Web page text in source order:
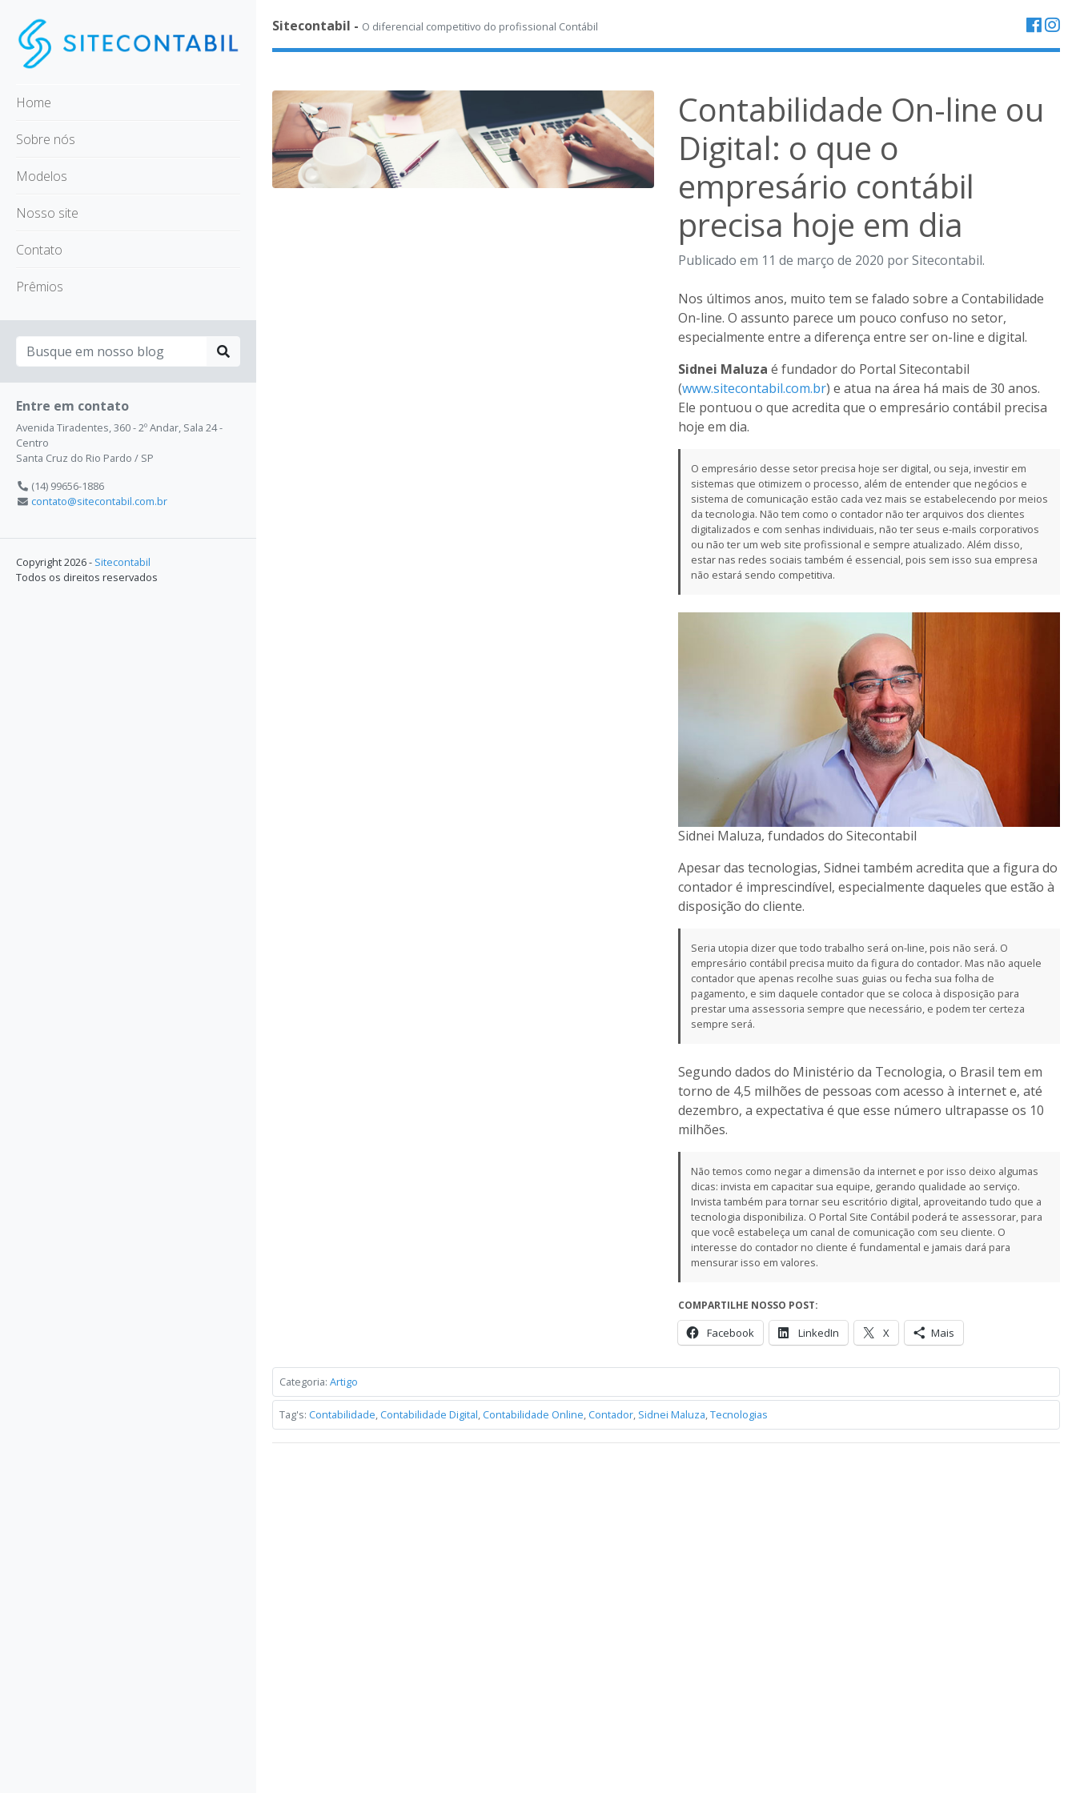
Home
Sobre nós
Modelos
Nosso site
Contato
Prêmios
Entre em contato
Avenida Tiradentes, 360 - 2º Andar, Sala 24 -
Centro
Santa Cruz do Rio Pardo / SP
(14) 99656-1886
contato@sitecontabil.com.br
Copyright 2026 - Sitecontabil
Todos os direitos reservados
Sitecontabil - O diferencial competitivo do profissional Contábil
Contabilidade On-line ou
Digital: o que o
empresário contábil
precisa hoje em dia
Publicado em 11 de março de 2020 por Sitecontabil.
Nos últimos anos, muito tem se falado sobre a Contabilidade
On-line. O assunto parece um pouco confuso no setor,
especialmente entre a diferença entre ser on-line e digital.
Sidnei Maluza é fundador do Portal Sitecontabil
(www.sitecontabil.com.br) e atua na área há mais de 30 anos.
Ele pontuou o que acredita que o empresário contábil precisa
hoje em dia.
O empresário desse setor precisa hoje ser digital, ou seja, investir em
sistemas que otimizem o processo, além de entender que negócios e
sistema de comunicação estão cada vez mais se estabelecendo por meios
da tecnologia. Não tem como o contador não ter arquivos dos clientes
digitalizados e com senhas individuais, não ter seus e-mails corporativos
ou não ter um web site profissional e sempre atualizado. Além disso,
estar nas redes sociais também é essencial, pois sem isso sua empresa
não estará sendo competitiva.
Sidnei Maluza, fundados do Sitecontabil
Apesar das tecnologias, Sidnei também acredita que a figura do
contador é imprescindível, especialmente daqueles que estão à
disposição do cliente.
Seria utopia dizer que todo trabalho será on-line, pois não será. O
empresário contábil precisa muito da figura do contador. Mas não aquele
contador que apenas recolhe suas guias ou fecha sua folha de
pagamento, e sim daquele contador que se coloca à disposição para
prestar uma assessoria sempre que necessário, e podem ter certeza
sempre será.
Segundo dados do Ministério da Tecnologia, o Brasil tem em
torno de 4,5 milhões de pessoas com acesso à internet e, até
dezembro, a expectativa é que esse número ultrapasse os 10
milhões.
Não temos como negar a dimensão da internet e por isso deixo algumas
dicas: invista em capacitar sua equipe, gerando qualidade ao serviço.
Invista também para tornar seu escritório digital, aproveitando tudo que a
tecnologia disponibiliza. O Portal Site Contábil poderá te assessorar, para
que você estabeleça um canal de comunicação com seu cliente. O
interesse do contador no cliente é fundamental e jamais dará para
mensurar isso em valores.
COMPARTILHE NOSSO POST:
Facebook LinkedIn X Mais
Categoria: Artigo
Tag's: Contabilidade, Contabilidade Digital, Contabilidade Online, Contador, Sidnei Maluza,Tecnologias